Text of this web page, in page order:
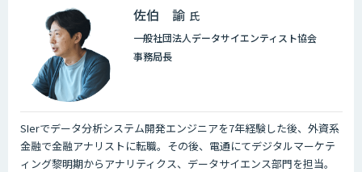
佐伯 諭 氏
一般社団法人データサイエンティスト協会
事務局長
SIerでデータ分析システム開発エンジニアを7年経験した後、外資系
金融で金融アナリストに転職。その後、電通にてデジタルマーケテ
ィング黎明期からアナリティクス、データサイエンス部門を担当。